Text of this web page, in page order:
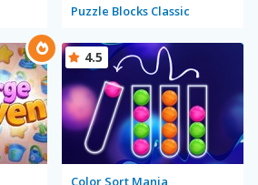
Puzzle Blocks Classic
Color Sort Mania
4.5